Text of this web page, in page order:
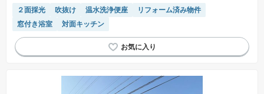
２面採光 吹抜け 温水洗浄便座
リフォーム済み物件
窓付き浴室
対面キッチン